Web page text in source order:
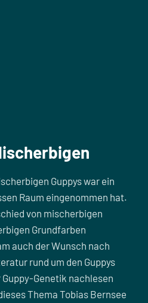
Guppys war ein
Raum eingenommen hat.
von mischerbigen
Grundfarben
auch der Wunsch nach
rund um den Guppys
Genetik nachlesen
Thema Tobias Bernsee